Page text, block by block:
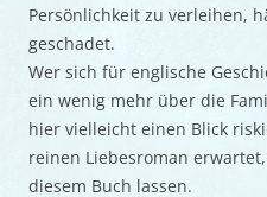
Persönlichkeit zu verleihen,
geschadet.
Wer sich für englische
ein wenig mehr über die
hier vielleicht einen Blick
reinen Liebesroman
diesem Buch lassen.